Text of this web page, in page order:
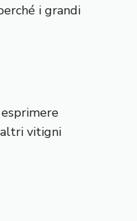
i grandi
altri vitigni